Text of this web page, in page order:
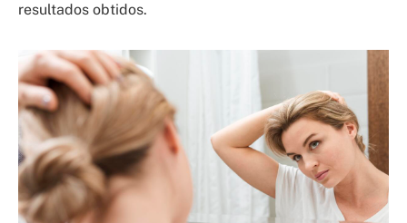
resultados obtidos.